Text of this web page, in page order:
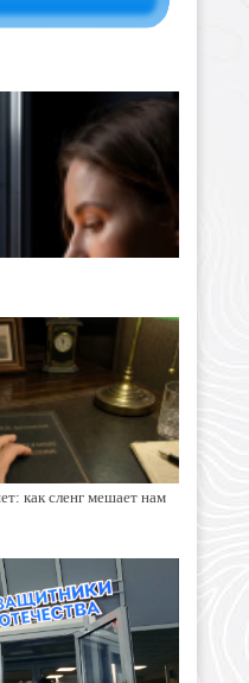
как сленг мешает нам